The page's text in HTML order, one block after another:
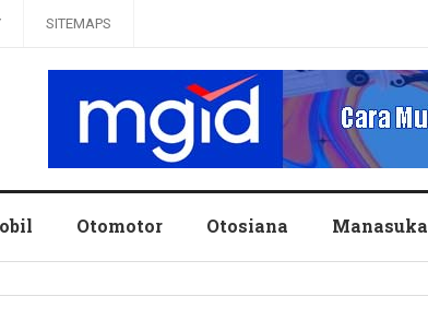
SITEMAPS
Otomotor Otosiana Manasuka